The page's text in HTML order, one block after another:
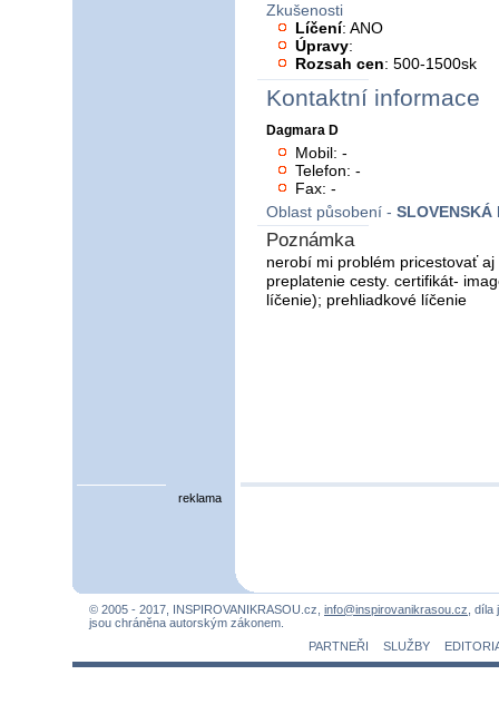
Zkušenosti
Líčení: ANO
Úpravy:
Rozsah cen: 500-1500sk
Kontaktní informace
Dagmara D
Mobil: -
Telefon: -
Fax: -
Oblast působení - SLOVENSKÁ
Poznámka
nerobí mi problém pricestovať aj
preplatenie cesty. certifikát-
líčenie); prehliadkové líčenie
reklama
© 2005 - 2017, INSPIROVANIKRASOU.cz, info@inspirovanikrasou.cz ,
jsou chráněna autorským zákonem.
PARTNEŘI
SLUŽBY